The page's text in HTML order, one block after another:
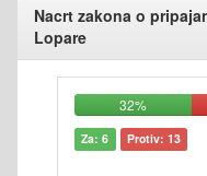
Nacrt zakona o
Lopare
32%
Za: 6 Protiv: 13